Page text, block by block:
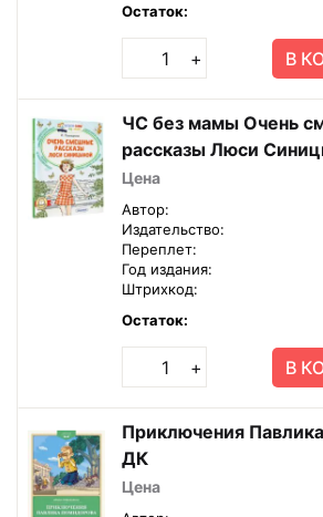
Остаток:
+ В
ЧС без мамы Очень
рассказы Люси
Цена
Автор:
Издательство:
Переплет:
Год издания:
Штрихкод:
Остаток:
+ В
Приключения
ДК
Цена